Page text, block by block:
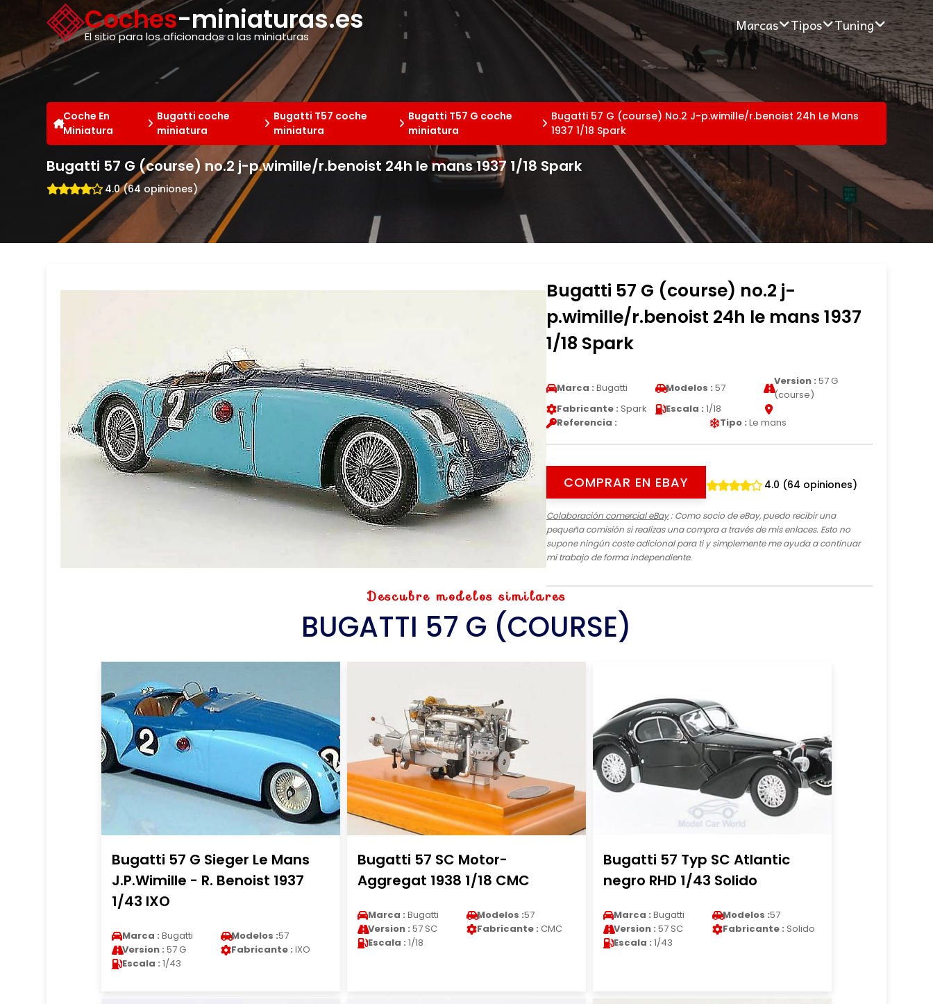
Coches-miniaturas.es
El sitio para los aficionados a las miniaturas
Marcas Tipos Tuning
Coche En
Miniatura
Bugatti coche
miniatura
Bugatti T57 coche
miniatura
Bugatti T57 G coche
miniatura
Bugatti 57 G (course) No.2 J-p.wimille/r.benoist 24h Le Mans
1937 1/18 Spark
Bugatti 57 G (course) no.2 j-p.wimille/r.benoist 24h le mans 1937 1/18 Spark
4.0 (64 opiniones)
Bugatti 57 G (course) no.2 j-
p.wimille/r.benoist 24h le mans 1937
1/18 Spark
Marca : Bugatti Modelos : 57
Version : 57 G
(course)
Fabricante : Spark Escala : 1/18
Referencia :
Tipo : Le mans
COMPRAR EN EBAY 4.0 (64 opiniones)
Colaboración comercial eBay: Como socio de eBay, puedo recibir una
pequeña comisión si realizas una compra a través de mis enlaces. Esto no
supone ningún coste adicional para ti y simplemente me ayuda a continuar
mi trabajo de forma independiente.
Descubre modelos similares
BUGATTI 57 G (COURSE)
Bugatti 57 G Sieger Le Mans
J.P.Wimille - R. Benoist 1937
1/43 IXO
Marca : Bugatti Modelos :57
Version : 57 G Fabricante : IXO
Escala : 1/43
Bugatti 57 SC Motor-
Aggregat 1938 1/18 CMC
Marca : Bugatti Modelos :57
Version : 57 SC Fabricante : CMC
Escala : 1/18
Bugatti 57 Typ SC Atlantic
negro RHD 1/43 Solido
Marca : Bugatti Modelos :57
Version : 57 SC Fabricante : Solido
Escala : 1/43
Panel de gestión de cookies